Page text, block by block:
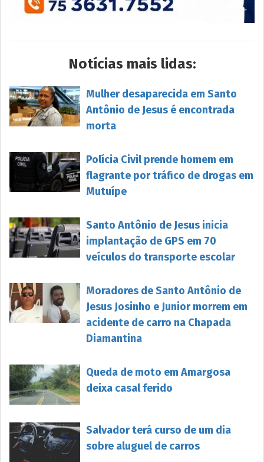
Notícias mais lidas:
Mulher desaparecida em Santo
Antônio de Jesus é encontrada
morta
Polícia Civil prende homem em
flagrante por tráfico de drogas em
Mutuípe
Santo Antônio de Jesus inicia
implantação de GPS em 70
veículos do transporte escolar
Moradores de Santo Antônio de
Jesus Josinho e Junior morrem em
acidente de carro na Chapada
Diamantina
Queda de moto em Amargosa
deixa casal ferido
Salvador terá curso de um dia
sobre aluguel de carros